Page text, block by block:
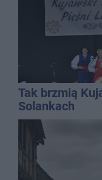
Tak brzmią
Solankach